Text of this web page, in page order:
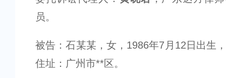
员。
被告：石某某，女，1986年7月12日出生
住址：广州市**区。